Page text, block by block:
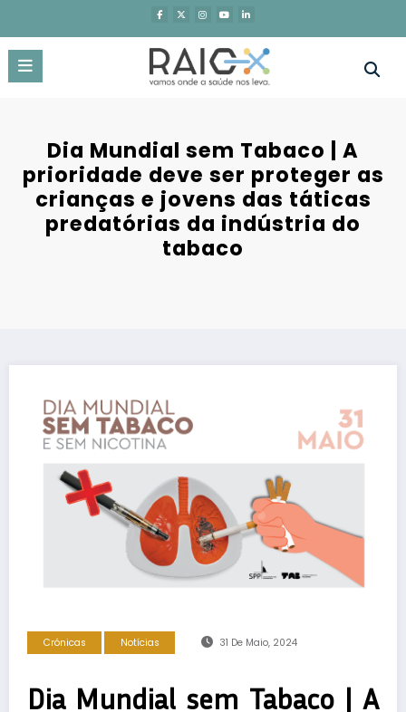
o
conteúdo
Dia Mundial sem Tabaco | A
prioridade deve ser proteger as
crianças e jovens das táticas
predatórias da indústria do
tabaco
Crónicas Notícias 31 De Maio, 2024
Dia Mundial sem Tabaco | A